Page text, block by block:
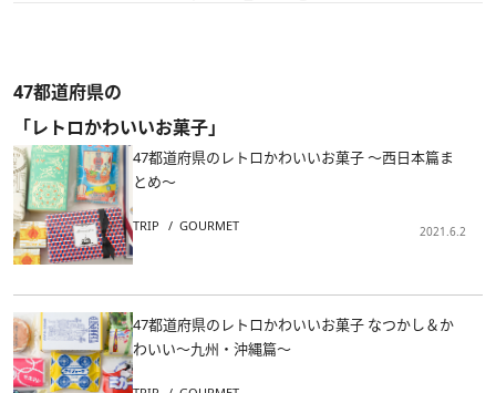
47都道府県の
「レトロかわいいお菓子」
47都道府県のレトロかわいいお菓子 ～西日本篇ま
とめ～
TRIP GOURMET 2021.6.2
47都道府県のレトロかわいいお菓子 なつかし＆か
わいい～九州・沖縄篇～